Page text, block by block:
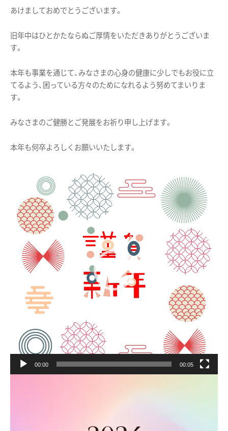
あけましておめでとうございます。
旧年中はひとかたならぬご厚情をいただきありがとうございま
す。
本年も事業を通じて、みなさまの心身の健康に少しでもお役に立
てるよう、困っている方々のためになれるよう努めてまいりま
す。
みなさまのご健勝とご発展をお祈り申し上げます。
本年も何卒よろしくお願いいたします。
00:00 00:05